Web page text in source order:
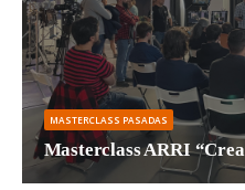
MASTERCLASS PASADAS
Masterclass ARRI
El pasado 14 de abril 2023 se